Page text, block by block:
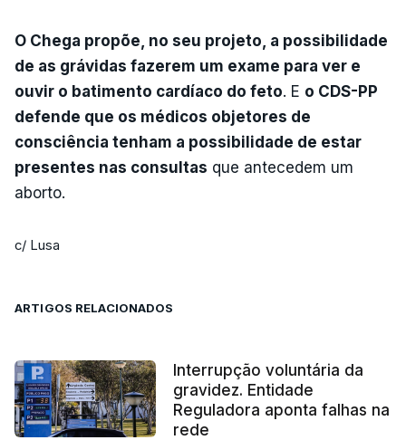
O Chega propõe, no seu projeto, a possibilidade
de as grávidas fazerem um exame para ver e
ouvir o batimento cardíaco do feto. E o CDS-PP
defende que os médicos objetores de
consciência tenham a possibilidade de estar
presentes nas consultas que antecedem um
aborto.
c/ Lusa
ARTIGOS RELACIONADOS
Interrupção voluntária da
gravidez. Entidade
Reguladora aponta falhas na
rede